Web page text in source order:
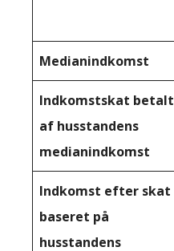
Medianindkomst
Indkomstskat betalt
af husstandens
medianindkomst
Indkomst efter skat
baseret på
husstandens